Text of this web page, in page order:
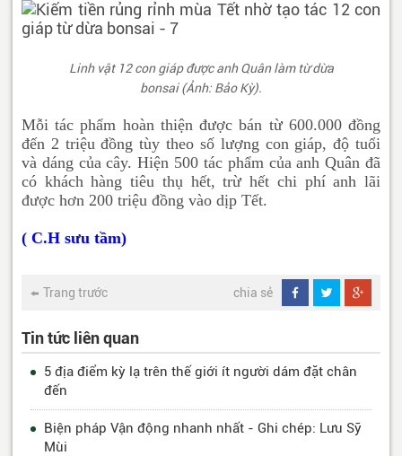
Linh vật 12 con giáp được anh Quân làm từ dừa
bonsai (Ảnh: Bảo Kỳ).
Mỗi tác phẩm hoàn thiện được bán từ 600.000 đồng
đến 2 triệu đồng tùy theo số lượng con giáp, độ tuổi
và dáng của cây. Hiện 500 tác phẩm của anh Quân đã
có khách hàng tiêu thụ hết, trừ hết chi phí anh lãi
được hơn 200 triệu đồng vào dịp Tết.
( C.H sưu tầm)
Trang trước chia sẻ
Tin tức liên quan
5 địa điểm kỳ lạ trên thế giới ít người dám đặt chân
đến
Biện pháp Vận động nhanh nhất - Ghi chép: Lưu Sỹ
Mùi